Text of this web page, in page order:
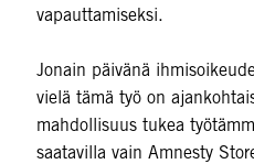
vapauttamiseksi.
Jonain päivänä
vielä tämä työ on
mahdollisuus tukea
saatavilla vain Amnesty